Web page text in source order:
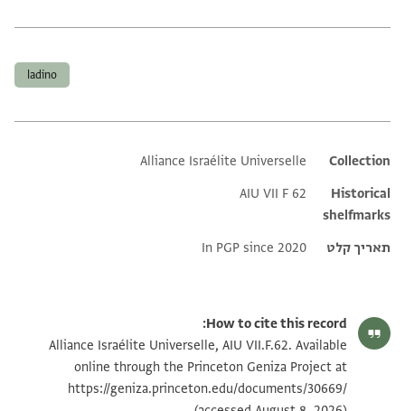
ladino
Additional metadata
Collection
Alliance Israélite Universelle
Historical
shelfmarks
AIU VII F 62
תאריך קלט In PGP since 2020
How to cite this record:
Alliance Israélite Universelle, AIU VII.F.62. Available
online through the Princeton Geniza Project at
https://geniza.princeton.edu/documents/30669/